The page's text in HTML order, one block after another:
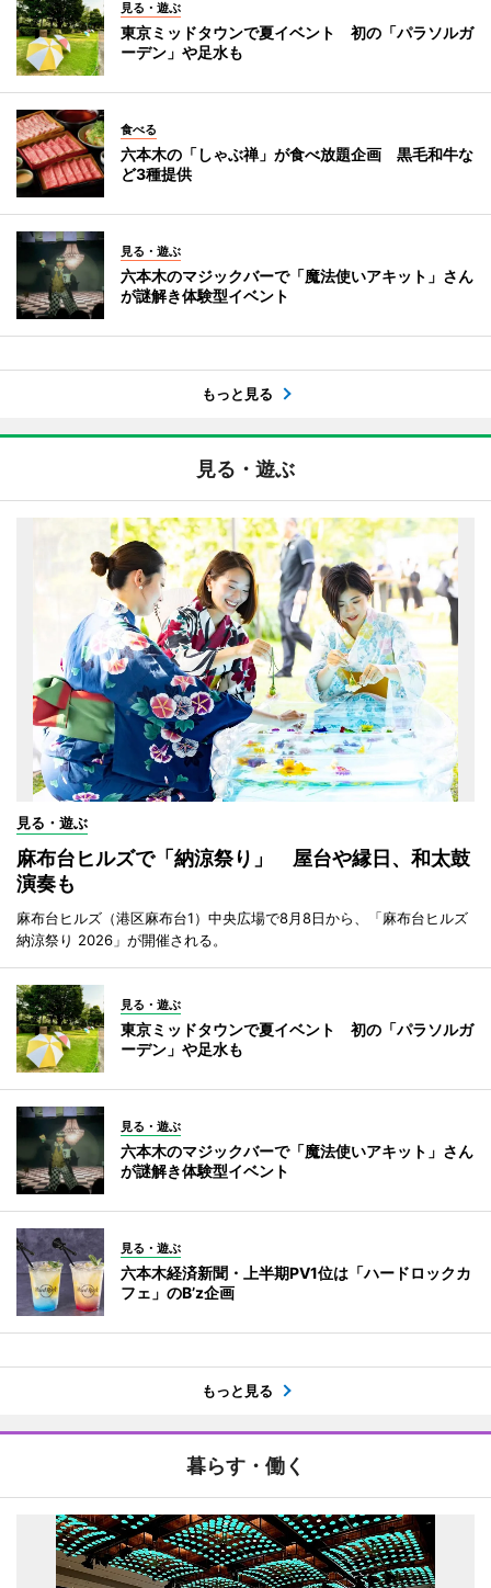
見る・遊ぶ
東京ミッドタウンで夏イベント 初の「パラソルガ
ーデン」や足水も
食べる
六本木の「しゃぶ禅」が食べ放題企画 黒毛和牛な
ど3種提供
見る・遊ぶ
六本木のマジックバーで「魔法使いアキット」さん
が謎解き体験型イベント
もっと見る
見る・遊ぶ
見る・遊ぶ
麻布台ヒルズで「納涼祭り」 屋台や縁日、和太鼓
演奏も
麻布台ヒルズ（港区麻布台1）中央広場で8月8日から、「麻布台ヒルズ
納涼祭り 2026」が開催される。
見る・遊ぶ
東京ミッドタウンで夏イベント 初の「パラソルガ
ーデン」や足水も
見る・遊ぶ
六本木のマジックバーで「魔法使いアキット」さん
が謎解き体験型イベント
見る・遊ぶ
六本木経済新聞・上半期PV1位は「ハードロックカ
フェ」のB’z企画
もっと見る
暮らす・働く